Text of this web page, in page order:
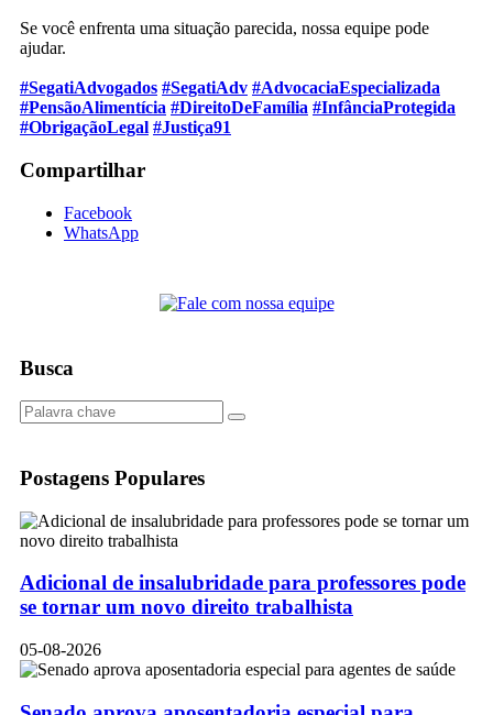
Se você enfrenta uma situação parecida, nossa equipe pode
ajudar.
#SegatiAdvogados #SegatiAdv #AdvocaciaEspecializada
#PensãoAlimentícia #DireitoDeFamília #InfânciaProtegida
#ObrigaçãoLegal #Justiça91
Compartilhar
Facebook
WhatsApp
Busca
Postagens Populares
Adicional de insalubridade para professores pode
se tornar um novo direito trabalhista
05-08-2026